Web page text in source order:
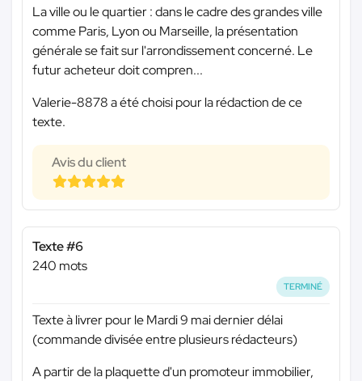
La ville ou le quartier : dans le cadre des grandes ville
comme Paris, Lyon ou Marseille, la présentation
générale se fait sur l'arrondissement concerné. Le
futur acheteur doit compren...
Valerie-8878 a été choisi pour la rédaction de ce
texte.
Avis du client
Texte #6
240 mots
TERMINÉ
Texte à livrer pour le Mardi 9 mai dernier délai
(commande divisée entre plusieurs rédacteurs)
A partir de la plaquette d'un promoteur immobilier,